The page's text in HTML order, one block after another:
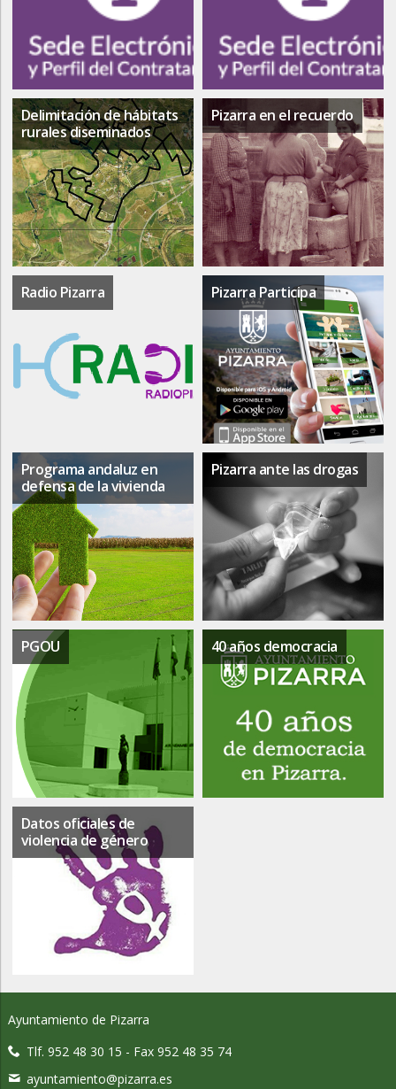
Delimitación de hábitats
rurales diseminados
Pizarra en el recuerdo
Radio Pizarra Pizarra Participa
Programa andaluz en
defensa de la vivienda
Pizarra ante las drogas
PGOU 40 años democracia
Datos oficiales de
violencia de género
Ayuntamiento de Pizarra
Tlf. 952 48 30 15 - Fax 952 48 35 74
ayuntamiento@pizarra.es